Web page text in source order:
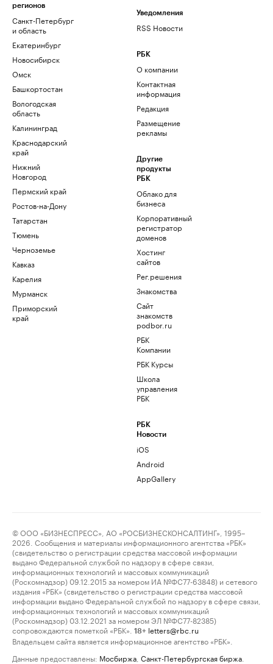
регионов
Санкт-Петербург
и область
Екатеринбург
Новосибирск
Омск
Башкортостан
Вологодская
область
Калининград
Краснодарский
край
Нижний
Новгород
Пермский край
Ростов-на-Дону
Татарстан
Тюмень
Черноземье
Кавказ
Карелия
Мурманск
Приморский
край
Уведомления
RSS Новости
РБК
О компании
Контактная
информация
Редакция
Размещение
рекламы
Другие
продукты
РБК
Облако для
бизнеса
Корпоративный
регистратор
доменов
Хостинг
сайтов
Рег.решения
Знакомства
Сайт
знакомств
podbor.ru
РБК
Компании
РБК Курсы
Школа
управления
РБК
РБК
Новости
iOS
Android
AppGallery
© ООО «БИЗНЕСПРЕСС», АО «РОСБИЗНЕСКОНСАЛТИНГ», 1995–
2026. Сообщения и материалы информационного агентства «РБК»
(свидетельство о регистрации средства массовой информации
выдано Федеральной службой по надзору в сфере связи,
информационных технологий и массовых коммуникаций
(Роскомнадзор) 09.12.2015 за номером ИА №ФС77-63848) и сетевого
издания «РБК» (свидетельство о регистрации средства массовой
информации выдано Федеральной службой по надзору в сфере связи,
информационных технологий и массовых коммуникаций
(Роскомнадзор) 03.12.2021 за номером ЭЛ №ФС77-82385)
сопровождаются пометкой «РБК».
18+ letters@rbc.ru
Владельцем сайта является информационное агентство «РБК».
Данные предоставлены: Мосбиржа Санкт-Петербургская биржа